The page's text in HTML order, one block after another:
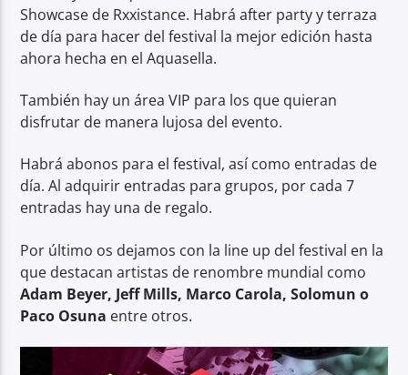
Showcase de Rxxistance. Habrá after party y terraza
de día para hacer del festival la mejor edición hasta
ahora hecha en el Aquasella.
También hay un área VIP para los que quieran
disfrutar de manera lujosa del evento.
Habrá abonos para el festival, así como entradas de
día. Al adquirir entradas para grupos, por cada 7
entradas hay una de regalo.
Por último os dejamos con la line up del festival en la
que destacan artistas de renombre mundial como
Adam Beyer, Jeff Mills, Marco Carola, Solomun o
Paco Osuna entre otros.